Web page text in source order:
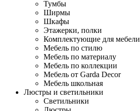
Тумбы
Ширмы
Шкафы
Этажерки, полки
Комплектующие для мебели
Мебель по стилю
Мебель по материалу
Мебель по коллекции
Мебель от Garda Decor
Мебель школьная
Люстры и светильники
Светильники